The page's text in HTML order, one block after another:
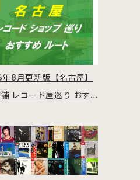
8月更新版【名古屋】
レコード屋巡り おす